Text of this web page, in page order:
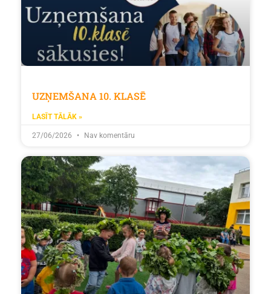
UZŅEMŠANA 10. KLASĒ
LASĪT TĀLĀK »
27/06/2026 Nav komentāru